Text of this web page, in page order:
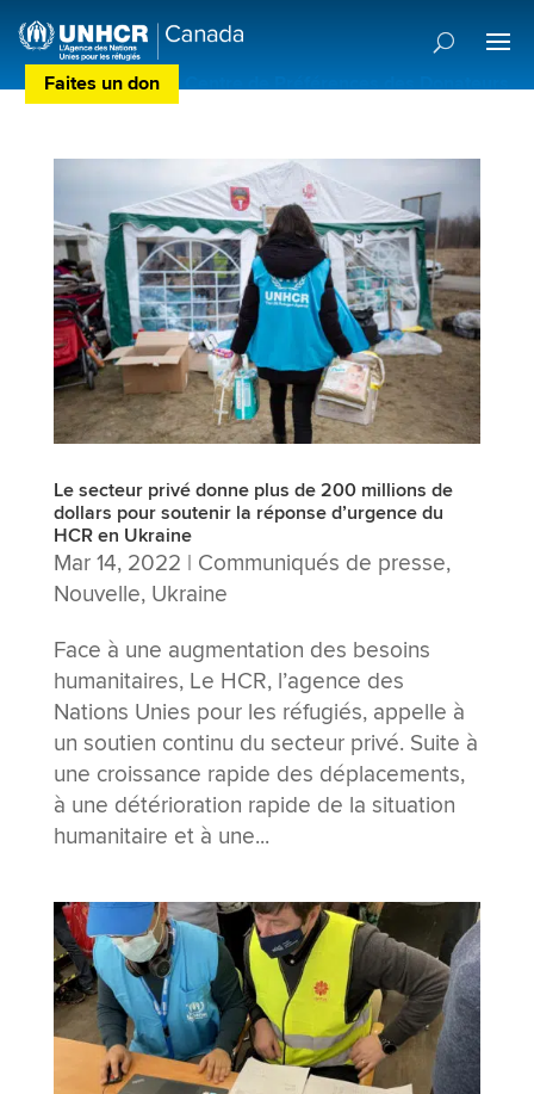
Faites un don Centre de Préférences des Donateurs
Le secteur privé donne plus de 200 millions de
dollars pour soutenir la réponse d’urgence du
HCR en Ukraine
Mar 14, 2022 | Communiqués de presse,
Nouvelle, Ukraine
Face à une augmentation des besoins
humanitaires, Le HCR, l’agence des
Nations Unies pour les réfugiés, appelle à
un soutien continu du secteur privé. Suite à
une croissance rapide des déplacements,
à une détérioration rapide de la situation
humanitaire et à une...